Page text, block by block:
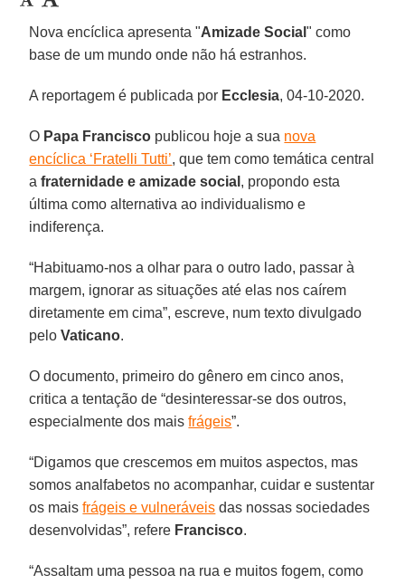
Nova encíclica apresenta "Amizade Social" como
base de um mundo onde não há estranhos.
A reportagem é publicada por Ecclesia, 04-10-2020.
O Papa Francisco publicou hoje a sua nova
encíclica ‘Fratelli Tutti’, que tem como temática central
afraternidade e amizade social , propondo esta
última como alternativa ao individualismo e
indiferença.
“Habituamo-nos a olhar para o outro lado, passar à
margem, ignorar as situações até elas nos caírem
diretamente em cima”, escreve, num texto divulgado
peloVaticano.
O documento, primeiro do gênero em cinco anos,
critica a tentação de “desinteressar-se dos outros,
especialmente dos maisfrágeis”.
“Digamos que crescemos em muitos aspectos, mas
somos analfabetos no acompanhar, cuidar e sustentar
os maisfrágeis e vulneráveis das nossas sociedades
desenvolvidas”, refere Francisco.
“Assaltam uma pessoa na rua e muitos fogem, como